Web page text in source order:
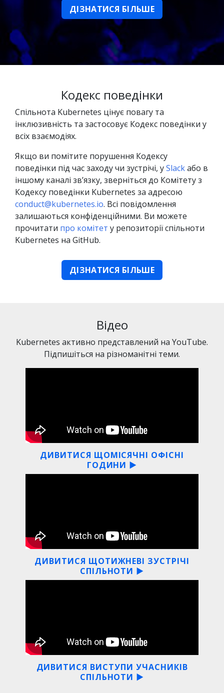
ДІЗНАТИСЯ БІЛЬШЕ
Кодекс поведінки
Спільнота Kubernetes цінує повагу та
інклюзивність та застосовує Кодекс поведінки у
всіх взаємодіях.
Якщо ви помітите порушення Кодексу
поведінки під час заходу чи зустрічі, уSlackабо в
іншому каналі звʼязку, зверніться до Комітету з
Кодексу поведінки Kubernetes за адресою
conduct@kubernetes.io. Всі повідомлення
залишаються конфіденційними. Ви можете
прочитати про комітет у репозиторії спільноти
Kubernetes на GitHub.
ДІЗНАТИСЯ БІЛЬШЕ
Відео
Kubernetes активно представлений на YouTube.
Підпишіться на різноманітні теми.
ДИВИТИСЯ ЩОМІСЯЧНІ ОФІСНІ
ГОДИНИ ▶
ДИВИТИСЯ ЩОТИЖНЕВІ ЗУСТРІЧІ
СПІЛЬНОТИ ▶
ДИВИТИСЯ ВИСТУПИ УЧАСНИКІВ
СПІЛЬНОТИ ▶